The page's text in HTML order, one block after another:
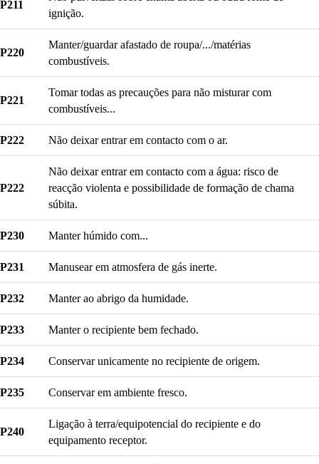
P211
ignição.
P220
Manter/guardar afastado de roupa/.../matérias
combustíveis.
P221
Tomar todas as precauções para não misturar com
combustíveis...
P222 Não deixar entrar em contacto com o ar.
P222
Não deixar entrar em contacto com a água: risco de
reacção violenta e possibilidade de formação de chama
súbita.
P230 Manter húmido com...
P231 Manusear em atmosfera de gás inerte.
P232 Manter ao abrigo da humidade.
P233 Manter o recipiente bem fechado.
P234 Conservar unicamente no recipiente de origem.
P235 Conservar em ambiente fresco.
P240
Ligação à terra/equipotencial do recipiente e do
equipamento receptor.